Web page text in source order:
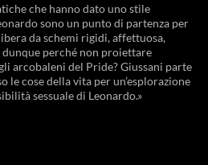
che hanno dato uno stile
sono un punto di partenza per
da schemi rigidi, affettuosa,
perché non proiettare
arcobaleni del Pride? Giussani parte
le cose della vita per un’esplorazione
sessuale di Leonardo.»